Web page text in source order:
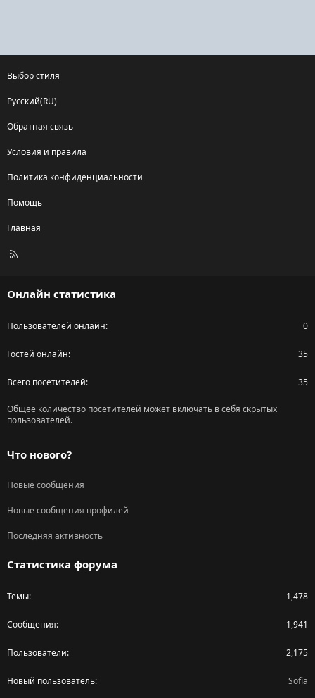
Выбор стиля
Русский(RU)
Обратная связь
Условия и правила
Политика конфиденциальности
Помощь
Главная
R
Онлайн статистика
Пользователей онлайн 0
Гостей онлайн 35
Всего посетителей 35
Общее количество посетителей может включать в себя скрытых
пользователей.
Что нового?
Новые сообщения
Новые сообщения профилей
Последняя активность
Статистика форума
Темы 1,478
Сообщения 1,941
Пользователи 2,175
Новый пользователь Sofia